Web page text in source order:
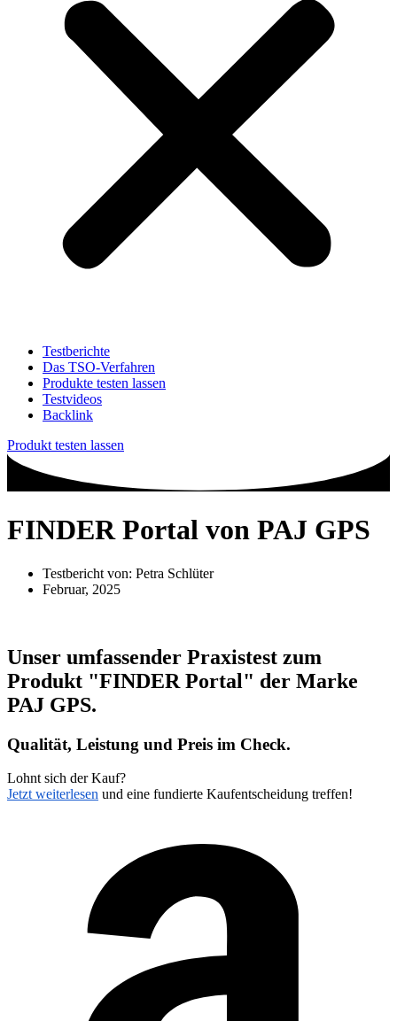
Testberichte
Das TSO-Verfahren
Produkte testen lassen
Testvideos
Backlink
Produkt testen lassen
FINDER Portal von PAJ GPS
Testbericht von: Petra Schlüter
Februar, 2025
Unser umfassender Praxistest zum
Produkt "FINDER Portal" der Marke
PAJ GPS.
Qualität, Leistung und Preis im Check.
Lohnt sich der Kauf?
Jetzt weiterlesen und eine fundierte Kaufentscheidung treffen!